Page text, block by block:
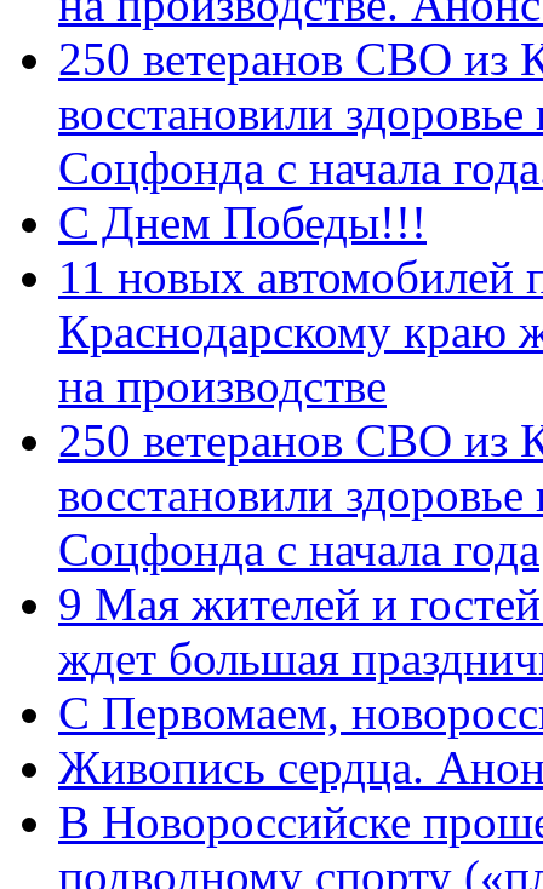
250 ветеранов СВО из
восстановили
Соцфонда с начала
С Днем Победы!!!
11 новых автомобилей
Краснодарскому краю
на производстве
250 ветеранов СВО из
восстановили
Соцфонда с начала года
9 Мая жителей и
ждет большая
C Первомаем,
Живопись сердца.
В Новороссийске
подводному спорту